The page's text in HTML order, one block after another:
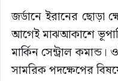
জর্ডানে ইরানের ছোড়া
আগেই মাঝআকাশে
মার্কিন সেন্ট্রাল
সামরিক পদক্ষেপের